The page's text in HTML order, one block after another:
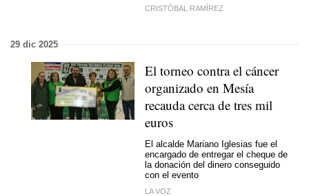
CRISTÓBAL RAMÍREZ
29 dic 2025
El torneo contra el cáncer
organizado en Mesía
recauda cerca de tres mil
euros
El alcalde Mariano Iglesias fue el
encargado de entregar el cheque de
la donación del dinero conseguido
con el evento
LA VOZ